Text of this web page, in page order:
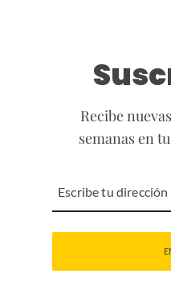
Recibe
semanas en